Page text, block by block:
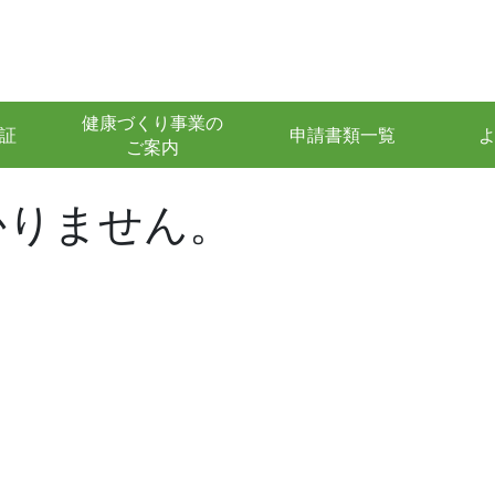
健康づくり事業の
ご案内
申請書類一覧
ません。